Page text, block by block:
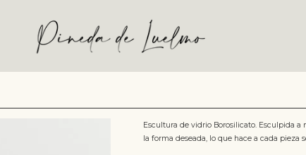
Escultura de vidrio Borosilicato. Esculpida
la forma deseada, lo que hace a cada pieza